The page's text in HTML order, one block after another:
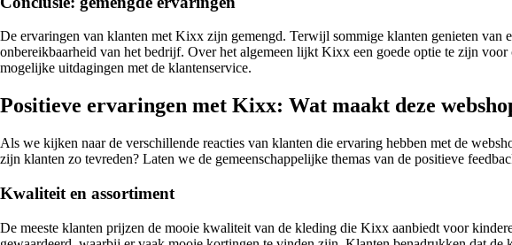
De ervaringen van klanten met Kixx zijn gemengd. Terwijl sommige klanten genieten
onbereikbaarheid van het bedrijf. Over het algemeen lijkt Kixx een goede optie te zijn
mogelijke uitdagingen met de klantenservice.
Positieve ervaringen met Kixx: Wat maakt deze
Als we kijken naar de verschillende reacties van klanten die ervaring hebben met de
zijn klanten zo tevreden? Laten we de gemeenschappelijke themas van de positieve
Kwaliteit en assortiment
De meeste klanten prijzen de mooie kwaliteit van de kleding die Kixx aanbiedt voor